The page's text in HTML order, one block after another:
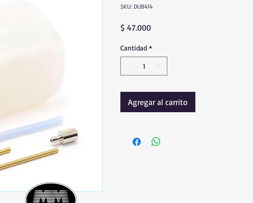
SKU: DUB414
$ 47.000Precio
Cantidad *
Agregar al carrito